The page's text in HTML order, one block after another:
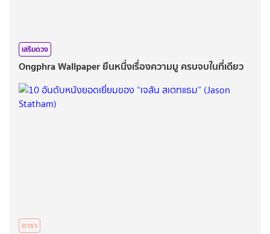
เสริมดวง
Ongphra Wallpaper ยืนหนึ่งเรื่องความมู ครบจบในที่เดียว
ดารา